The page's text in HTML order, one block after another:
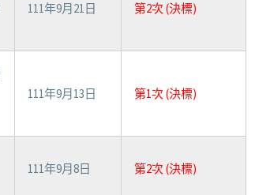
111年9月21日 第2次 (決標)
111年9月13日 第1次 (決標)
111年9月8日 第2次 (決標)